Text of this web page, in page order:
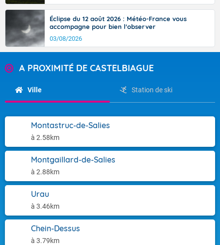
Éclipse du 12 août 2026 : Météo-France vous
accompagne pour bien l'observer
03/08/2026
A PROXIMITÉ DE CASTELBIAGUE
Ville Station de ski
Montastruc-de-Salies
à 2.58km
Montgaillard-de-Salies
à 2.88km
Urau
à 3.46km
Chein-Dessus
à 3.79km